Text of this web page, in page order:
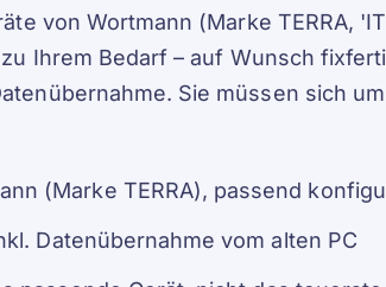
von Wortmann (Marke TERRA,
Ihrem Bedarf – auf Wunsch
Sie müssen sich
(Marke TERRA), passend
Datenübernahme vom alten PC